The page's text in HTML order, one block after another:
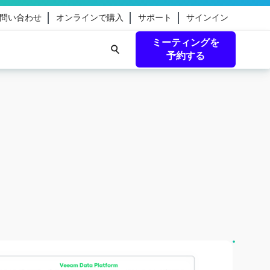
い合わせ オンラインで購入 サポート サインイン
ミーティングを
予約する